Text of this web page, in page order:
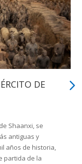
DE
Shaanxi, se
antiguas y
años de historia,
partida de la